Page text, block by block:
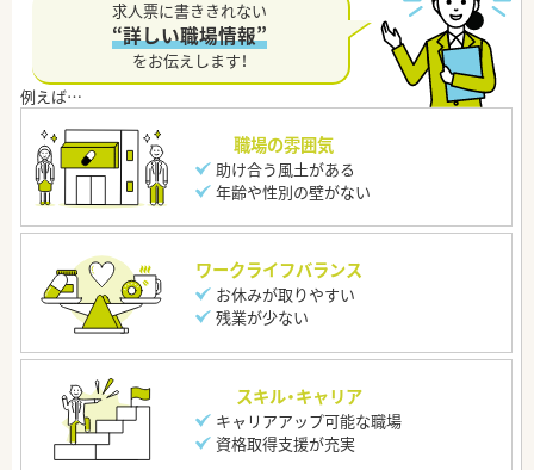
求人票に書ききれない
“詳しい職場情報”
をお伝えします！
職場の雰囲気
助け合う風土がある
年齢や性別の壁がない
ワークライフバランス
お休みが取りやすい
残業が少ない
スキル・キャリア
キャリアアップ可能な職場
資格取得支援が充実